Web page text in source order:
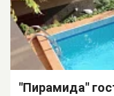
"Пирамида"